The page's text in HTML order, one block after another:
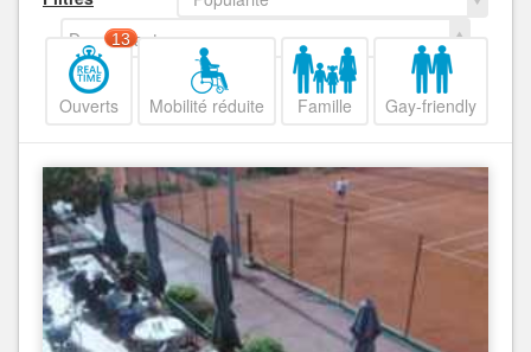
Decroissant
Ouverts
13
Mobilité réduite Famille Gay-friendly